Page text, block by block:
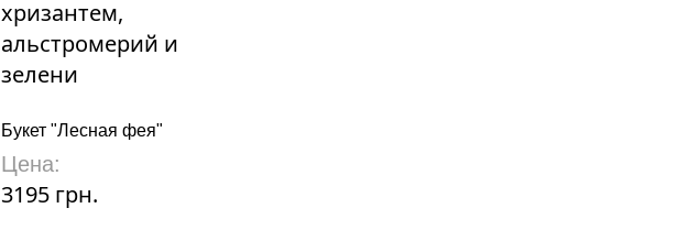
Букет "Лесная фея"
Цена:
3195 грн.